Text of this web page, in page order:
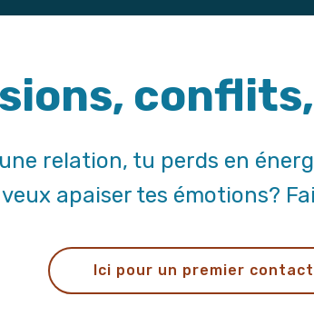
relation, tu perds en
veux apaiser tes émotions?
Ici pour un premier contact